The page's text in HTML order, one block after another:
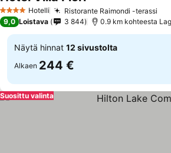
4 Tähtiluokitus
Hotelli Ristorante Raimondi -terassi
9,0 Loistava 3 844 0.9 km kohteesta
Näytä hinnat 12 sivustolta
Alkaen 244 €
Suosittu valinta